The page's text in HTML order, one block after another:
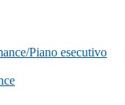
Piano esecutivo